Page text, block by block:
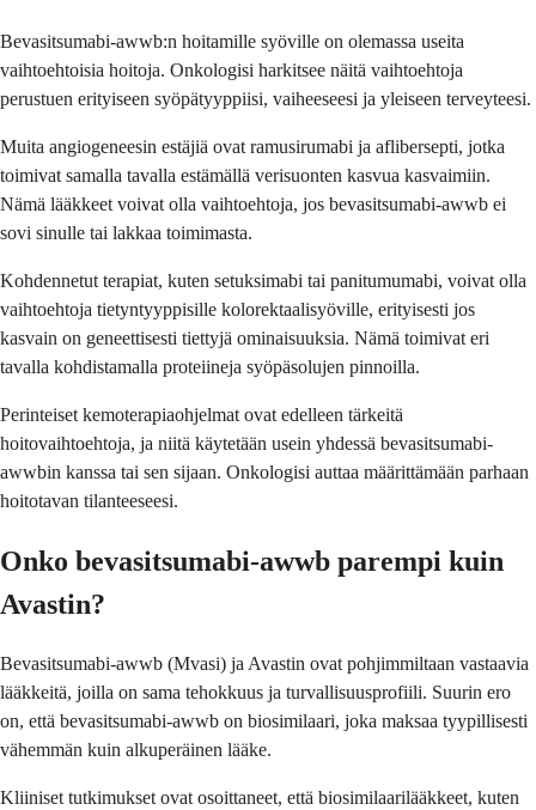
Bevasitsumabi-awwb:n hoitamille syöville on olemassa useita
vaihtoehtoisia hoitoja. Onkologisi harkitsee näitä vaihtoehtoja
perustuen erityiseen syöpätyyppiisi, vaiheeseesi ja yleiseen terveyteesi.
Muita angiogeneesin estäjiä ovat ramusirumabi ja aflibersepti, jotka
toimivat samalla tavalla estämällä verisuonten kasvua kasvaimiin.
Nämä lääkkeet voivat olla vaihtoehtoja, jos bevasitsumabi-awwb ei
sovi sinulle tai lakkaa toimimasta.
Kohdennetut terapiat, kuten setuksimabi tai panitumumabi, voivat olla
vaihtoehtoja tietyntyyppisille kolorektaalisyöville, erityisesti jos
kasvain on geneettisesti tiettyjä ominaisuuksia. Nämä toimivat eri
tavalla kohdistamalla proteiineja syöpäsolujen pinnoilla.
Perinteiset kemoterapiaohjelmat ovat edelleen tärkeitä
hoitovaihtoehtoja, ja niitä käytetään usein yhdessä bevasitsumabi-
awwbin kanssa tai sen sijaan. Onkologisi auttaa määrittämään parhaan
hoitotavan tilanteeseesi.
Onko bevasitsumabi-awwb parempi kuin
Avastin?
Bevasitsumabi-awwb (Mvasi) ja Avastin ovat pohjimmiltaan vastaavia
lääkkeitä, joilla on sama tehokkuus ja turvallisuusprofiili. Suurin ero
on, että bevasitsumabi-awwb on biosimilaari, joka maksaa tyypillisesti
vähemmän kuin alkuperäinen lääke.
Kliiniset tutkimukset ovat osoittaneet, että biosimilaarilääkkeet, kuten